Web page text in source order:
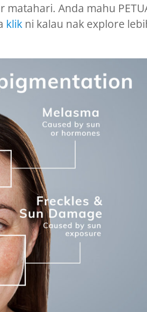
Anda mahu
klik ni kalau nak explore